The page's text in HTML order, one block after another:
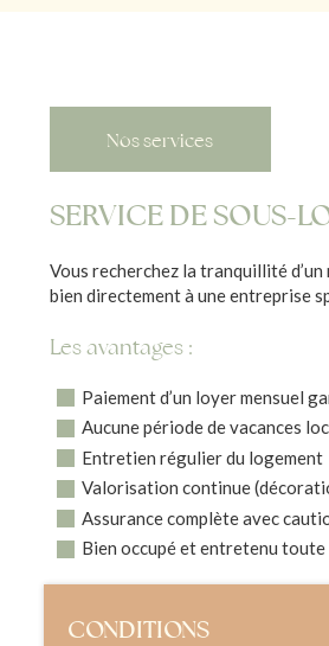
Nos services
SERVICE DE SOUS-
Vous recherchez la tranquillité
bien directement à une entreprise
Les avantages :
Paiement d’un loyer mensuel
Aucune période de vacances
Entretien régulier du logement
Valorisation continue
Assurance complète avec
Bien occupé et entretenu toute
CONDITIONS